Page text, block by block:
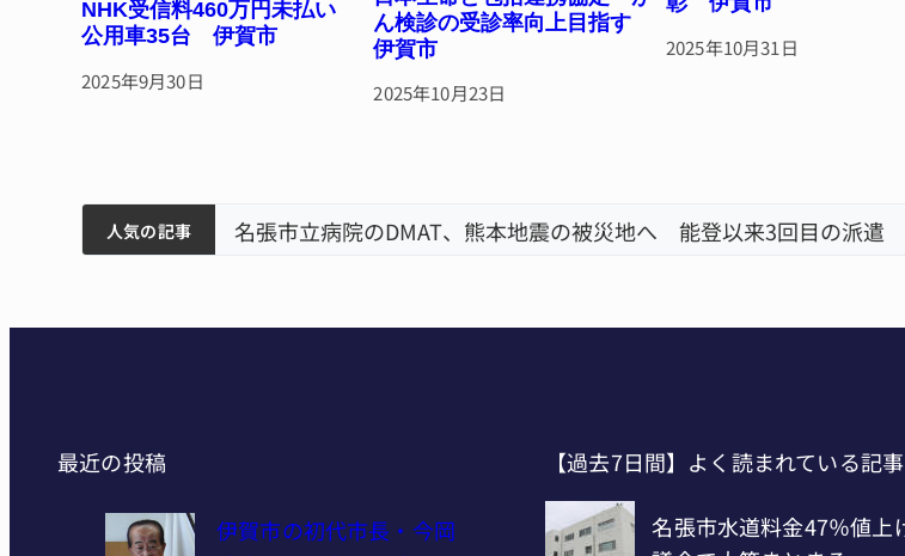
NHK受信料460万円未払い
公用車35台 伊賀市
2025年9月30日
ん検診の受診率向上目指す
伊賀市
2025年10月23日
2025年10月31日
人気の記事
ィアで清掃 伊賀 名張市立病院のDMAT、熊本地震の被災地へ 能登以来3回目の派遣
最近の投稿
伊賀市の初代市長・今岡
【過去7日間】よく読まれている記事